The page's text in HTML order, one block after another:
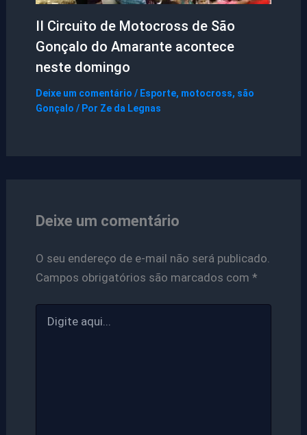
II Circuito de Motocross de São
Gonçalo do Amarante acontece
neste domingo
Deixe um comentário / Esporte, motocross, são
Gonçalo / Por Ze da Legnas
Deixe um comentário
O seu endereço de e-mail não será publicado.
Campos obrigatórios são marcados com *
aqui...